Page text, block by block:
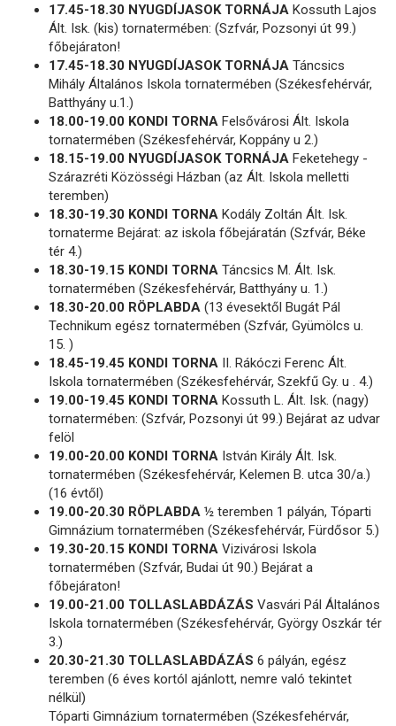
17.45-18.30 NYUGDÍJASOK TORNÁJA Kossuth Lajos
Ált. Isk. (kis) tornatermében: (Szfvár, Pozsonyi út 99.)
főbejáraton!
17.45-18.30 NYUGDÍJASOK TORNÁJA Táncsics
Mihály Általános Iskola tornatermében (Székesfehérvár,
Batthyány u.1.)
18.00-19.00 KONDI TORNA Felsővárosi Ált. Iskola
tornatermében (Székesfehérvár, Koppány u 2.)
18.15-19.00 NYUGDÍJASOK TORNÁJA Feketehegy -
Szárazréti Közösségi Házban (az Ált. Iskola melletti
teremben)
18.30-19.30 KONDI TORNA Kodály Zoltán Ált. Isk.
tornaterme Bejárat: az iskola főbejáratán (Szfvár, Béke
tér 4.)
18.30-19.15 KONDI TORNA Táncsics M. Ált. Isk.
tornatermében (Székesfehérvár, Batthyány u. 1.)
18.30-20.00 RÖPLABDA (13 évesektől Bugát Pál
Technikum egész tornatermében (Szfvár, Gyümölcs u.
15. )
18.45-19.45 KONDI TORNA II. Rákóczi Ferenc Ált.
Iskola tornatermében (Székesfehérvár, Szekfű Gy. u . 4.)
19.00-19.45 KONDI TORNA Kossuth L. Ált. Isk. (nagy)
tornatermében: (Szfvár, Pozsonyi út 99.) Bejárat az udvar
felöl
19.00-20.00 KONDI TORNA István Király Ált. Isk.
tornatermében (Székesfehérvár, Kelemen B. utca 30/a.)
(16 évtől)
19.00-20.30 RÖPLABDA ½ teremben 1 pályán, Tóparti
Gimnázium tornatermében (Székesfehérvár, Fürdősor 5.)
19.30-20.15 KONDI TORNA Vizivárosi Iskola
tornatermében (Szfvár, Budai út 90.) Bejárat a
főbejáraton!
19.00-21.00 TOLLASLABDÁZÁS Vasvári Pál Általános
Iskola tornatermében (Székesfehérvár, György Oszkár tér
3.)
20.30-21.30 TOLLASLABDÁZÁS 6 pályán, egész
teremben (6 éves kortól ajánlott, nemre való tekintet
nélkül)
Tóparti Gimnázium tornatermében (Székesfehérvár,